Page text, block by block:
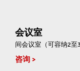
会议室
间会议室（可容纳2至
咨询